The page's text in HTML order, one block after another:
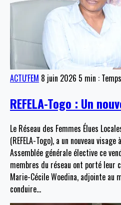
ACTU'FEM 8 juin 2026 5 min :
REFELA-Togo : Un
Le Réseau des Femmes Élues
(REFELA-Togo), a un nouveau
Assemblée générale élective ce
membres du réseau ont porté leur
Marie-Cécile Woedina, adjointe au
conduire…